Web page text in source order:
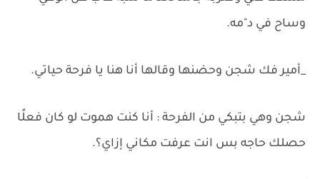
وساح في د"مه.
_أمير فك شجن وحضنها وقالها أنا هنا يا فرحة حياتي.
شجن وهي بتبكي من الفرحة : أنا كنت هموت لو كان فعلًا
حصلك حاجه بس انت عرفت مكاني إزاي؟.